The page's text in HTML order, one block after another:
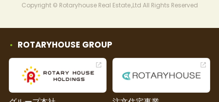
Copyright © Rotaryhouse Real Estate.,Ltd All Rights Reserved
ROTARYHOUSE GROUP